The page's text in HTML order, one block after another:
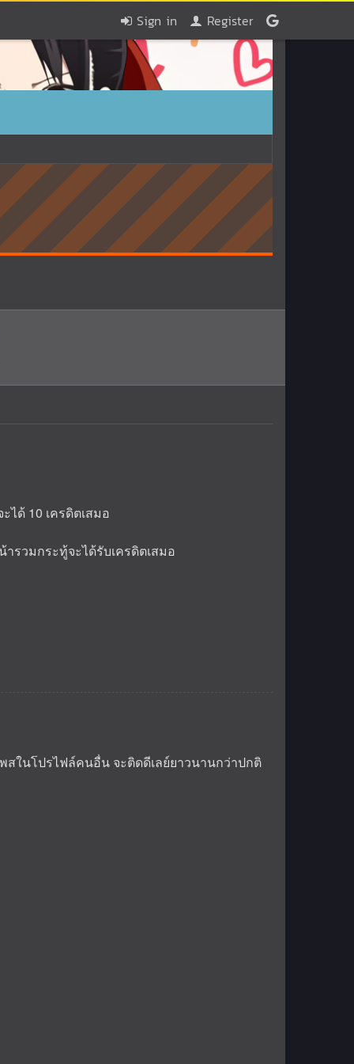
Sign in Register
ได้ 10 เครดิตเสมอ
รวมกระทู้จะได้รับเครดิตเสมอ
ในโปรไฟล์คนอื่น จะติดดีเลย์ยาวนานกว่าปกติ